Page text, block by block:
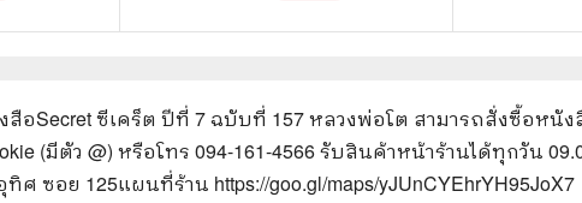
สือSecret ซีเคร็ต ปีที่ 7 ฉบับที่ 157 หลวงพ่อโต สามารถสั่งซื้อหนัง
(มีตัว @) หรือโทร 094-161-4566 รับสินค้าหน้าร้านได้ทุกวัน
ทิศ ซอย 125แผนที่ร้าน https://goo.gl/maps/yJUnCYEhrYH95JoX7